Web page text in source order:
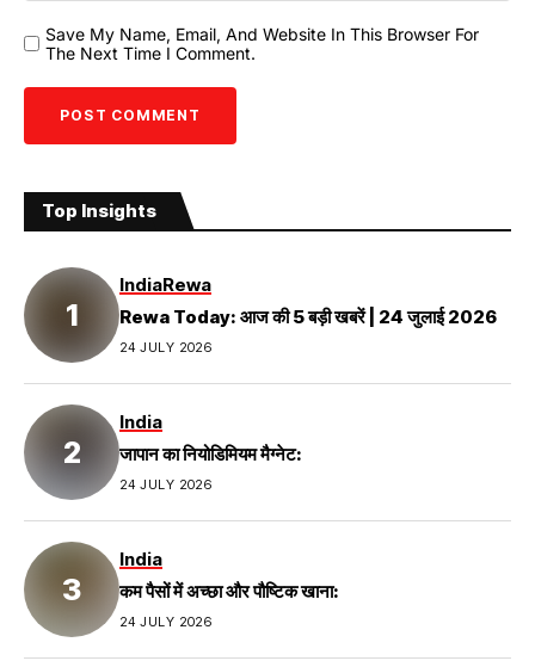
Save My Name, Email, And Website In This Browser For
The Next Time I Comment.
Top Insights
IndiaRewa
Rewa Today: आज की 5 बड़ी खबरें | 24 जुलाई 2026
24 JULY 2026
India
जापान का नियोडिमियम मैग्नेट:
24 JULY 2026
India
कम पैसों में अच्छा और पौष्टिक खाना:
24 JULY 2026